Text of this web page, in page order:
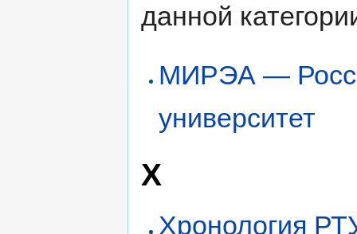
данной
МИРЭА —
университет
Х
Хронология